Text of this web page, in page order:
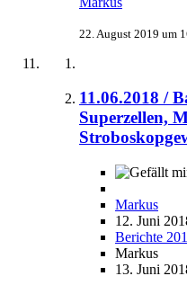
22. August 2019 um
11.06.2018 /
Superzellen,
Markus
12. Juni
Berichte
Markus
13. Juni